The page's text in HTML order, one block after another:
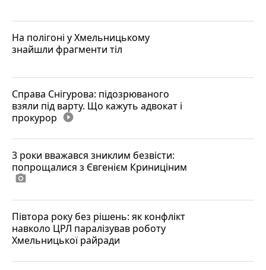
На полігоні у Хмельницькому
знайшли фрагменти тіл
Справа Снігурова: підозрюваного
взяли під варту. Що кажуть адвокат і
прокурор play_circle_filled
3 роки вважався зниклим безвісти:
попрощалися з Євгенієм Криниціним
photo_camera
Півтора року без рішень: як конфлікт
навколо ЦРЛ паралізував роботу
Хмельницької райради